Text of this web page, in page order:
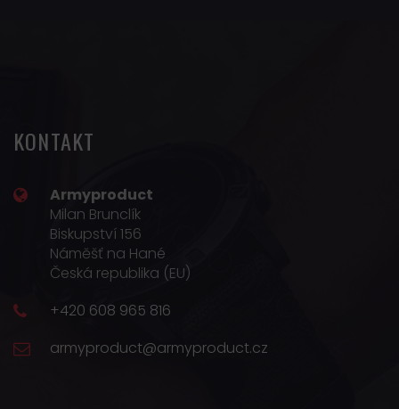
KONTAKT
Armyproduct
Milan Brunclík
Biskupství 156
Náměšť na Hané
Česká republika (EU)
+420 608 965 816
armyproduct@armyproduct.cz